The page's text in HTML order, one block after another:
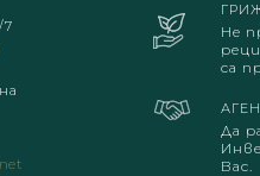
Не
са
Да
Вас.